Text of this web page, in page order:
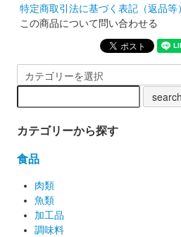
特定商取引法に基づく表記（返品等
この商品について問い合わせる
カテゴリーから探す
食品
肉類
魚類
加工品
調味料